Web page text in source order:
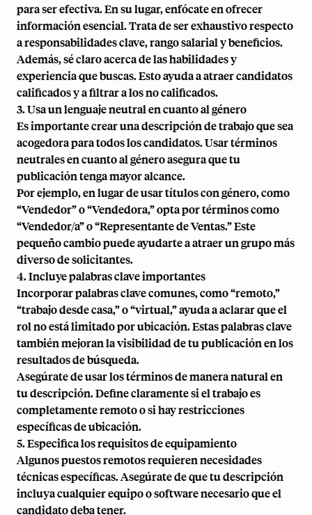
para ser efectiva. En su lugar, enfócate en ofrecer
información esencial. Trata de ser exhaustivo respecto
a responsabilidades clave, rango salarial y beneficios.
Además, sé claro acerca de las habilidades y
experiencia que buscas. Esto ayuda a atraer candidatos
calificados y a filtrar a los no calificados.
3. Usa un lenguaje neutral en cuanto al género
Es importante crear una descripción de trabajo que sea
acogedora para todos los candidatos. Usar términos
neutrales en cuanto al género asegura que tu
publicación tenga mayor alcance.
Por ejemplo, en lugar de usar títulos con género, como
“Vendedor” o “Vendedora,” opta por términos como
“Vendedor/a” o “Representante de Ventas.” Este
pequeño cambio puede ayudarte a atraer un grupo más
diverso de solicitantes.
4. Incluye palabras clave importantes
Incorporar palabras clave comunes, como “remoto,”
“trabajo desde casa,” o “virtual,” ayuda a aclarar que el
rol no está limitado por ubicación. Estas palabras clave
también mejoran la visibilidad de tu publicación en los
resultados de búsqueda.
Asegúrate de usar los términos de manera natural en
tu descripción. Define claramente si el trabajo es
completamente remoto o si hay restricciones
específicas de ubicación.
5. Especifica los requisitos de equipamiento
Algunos puestos remotos requieren necesidades
técnicas específicas. Asegúrate de que tu descripción
incluya cualquier equipo o software necesario que el
candidato deba tener.